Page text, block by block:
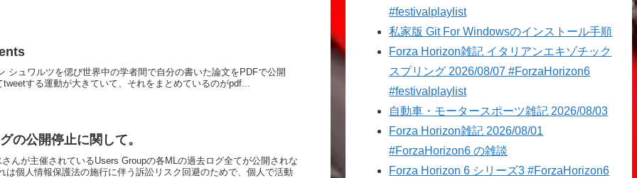
シュワルツを偲び世界中の学者間で自分の書いた論文をPDFで公開
する運動が大きていて、それをまとめているのがpdf...
の公開停止に関して。
んが主催されているUsers Groupの各MLの過去ログ全てが公開されな
は個人情報保護法の施行に伴う訴訟リスク回避のためで、個人で活動
#festivalplaylist
私家版 Git For Windowsのインストール手順
Forza Horizon雑記 イタリアンエキゾチック
スプリング 2026/08/07 #ForzaHorizon6
#festivalplaylist
自動車・モータースポーツ雑記 2026/08/03
Forza Horizon雑記 2026/08/01
#ForzaHorizon6 の雑談
Forza Horizon 6 シリーズ3 #ForzaHorizon6